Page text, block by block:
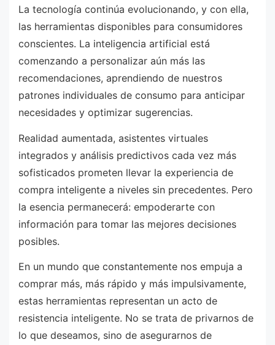
La tecnología continúa evolucionando, y con ella,
las herramientas disponibles para consumidores
conscientes. La inteligencia artificial está
comenzando a personalizar aún más las
recomendaciones, aprendiendo de nuestros
patrones individuales de consumo para anticipar
necesidades y optimizar sugerencias.
Realidad aumentada, asistentes virtuales
integrados y análisis predictivos cada vez más
sofisticados prometen llevar la experiencia de
compra inteligente a niveles sin precedentes. Pero
la esencia permanecerá: empoderarte con
información para tomar las mejores decisiones
posibles.
En un mundo que constantemente nos empuja a
comprar más, más rápido y más impulsivamente,
estas herramientas representan un acto de
resistencia inteligente. No se trata de privarnos de
lo que deseamos, sino de asegurarnos de